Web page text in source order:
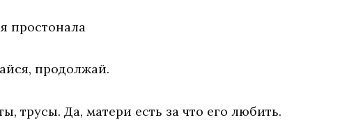
простонала
продолжай.
трусы. Да, матери есть за что его любить.